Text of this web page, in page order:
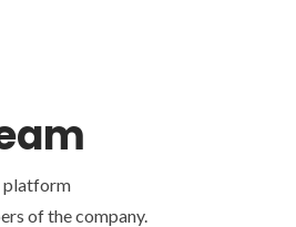
platform
of the company.